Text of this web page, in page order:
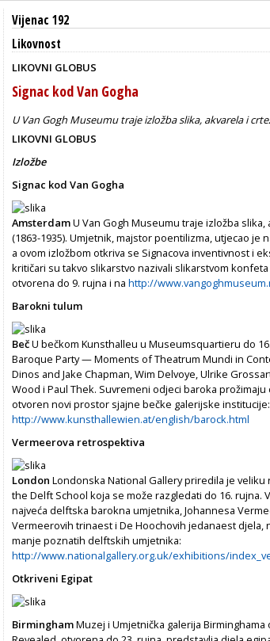
Vijenac 192
Likovnost
LIKOVNI GLOBUS
Signac kod Van Gogha
U Van Gogh Museumu traje izložba slika, akvarela i
LIKOVNI GLOBUS
Izložbe
Signac kod Van Gogha
AmsterdamU Van Gogh Museumu traje izložba slika,
(1863-1935). Umjetnik, majstor poentilizma, utjecao je
a ovom izložbom otkriva se Signacova inventivnost i
kritičari su takvo slikarstvo nazivali slikarstvom
otvorena do 9. rujna i na http://
Barokni tulum
BečU bečkom Kunsthalleu u Museumsquartieru do
Baroque Party — Moments of Theatrum Mundi in
Dinos and Jake Chapman, Wim Delvoye, Ulrike
Wood i Paul Thek. Suvremeni odjeci baroka
otvoren novi prostor sjajne bečke galerijske institucije:
http://www.kunsthallewien.at/english/barock.html
Vermeerova retrospektiva
London Londonska National Gallery priredila je
the Delft School koja se može razgledati do 16. rujna.
najveća delftska barokna umjetnika, Johannesa
Vermeerovih trinaest i De Hoochovih jedanaest djela,
manje poznatih delftskih umjetnika:
http://www.nationalgallery.org.uk/exhibitions/
Otkriveni Egipat
BirminghamMuzej i Umjetnička galerija Birminghama